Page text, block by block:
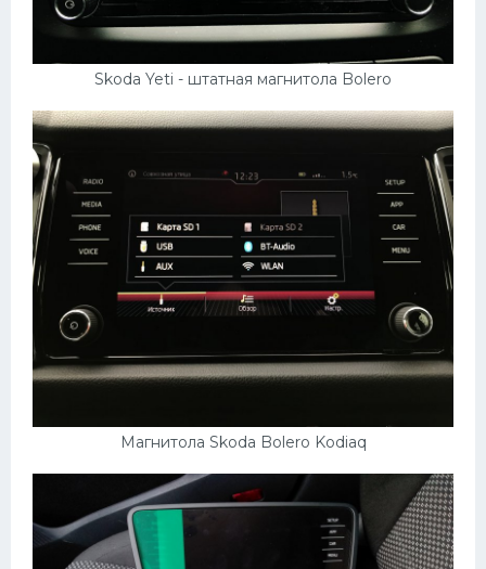
Skoda Yeti - штатная магнитола Bolero
Магнитола Skoda Bolero Kodiaq